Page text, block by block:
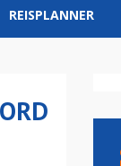
REISPLANNER